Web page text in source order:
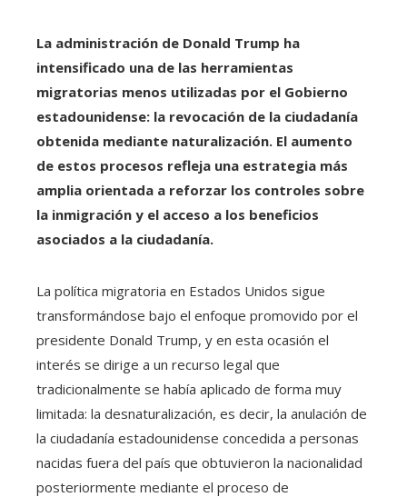
La administración de Donald Trump ha
intensificado una de las herramientas
migratorias menos utilizadas por el Gobierno
estadounidense: la revocación de la ciudadanía
obtenida mediante naturalización. El aumento
de estos procesos refleja una estrategia más
amplia orientada a reforzar los controles sobre
la inmigración y el acceso a los beneficios
asociados a la ciudadanía.
La política migratoria en Estados Unidos sigue
transformándose bajo el enfoque promovido por el
presidente Donald Trump, y en esta ocasión el
interés se dirige a un recurso legal que
tradicionalmente se había aplicado de forma muy
limitada: la desnaturalización, es decir, la anulación de
la ciudadanía estadounidense concedida a personas
nacidas fuera del país que obtuvieron la nacionalidad
posteriormente mediante el proceso de